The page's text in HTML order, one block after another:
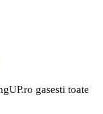
gasesti toate